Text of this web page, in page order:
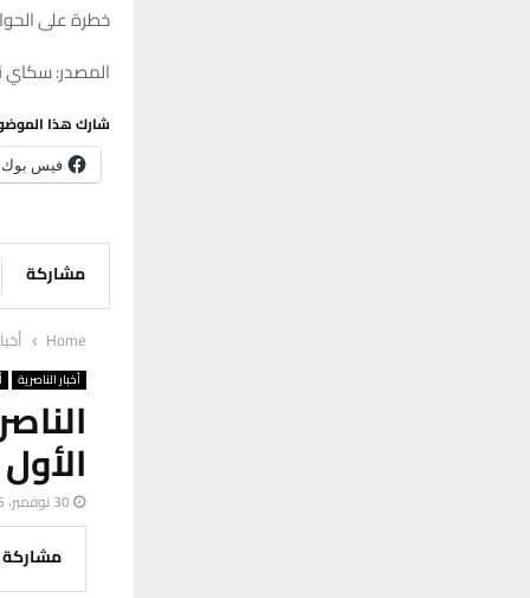
خطرة على
المصدر: سكاي
شارك هذا
فيس بوك
مشاركة
Home
أخبار الناصرية
الأول بـ5 آلاف دينار وتعلن
30 نوفمبر، 2025
مشاركة